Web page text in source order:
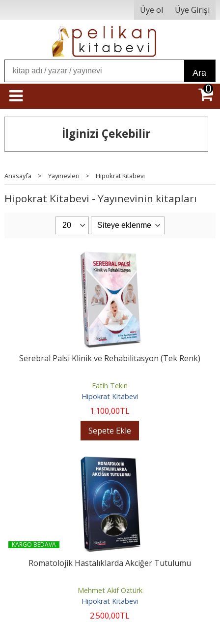
Üye ol Üye Girişi
Ara
0
İlginizi Çekebilir
Anasayfa > Yayınevleri > Hipokrat Kitabevi
Hipokrat Kitabevi - Yayınevinin kitapları
Serebral Palsi Klinik ve Rehabilitasyon (Tek Renk)
Fatih Tekin
Hipokrat Kitabevi
1.100,00TL
Sepete Ekle
KARGO BEDAVA
Romatolojik Hastalıklarda Akciğer Tutulumu
Mehmet Akif Öztürk
Hipokrat Kitabevi
2.500,00TL